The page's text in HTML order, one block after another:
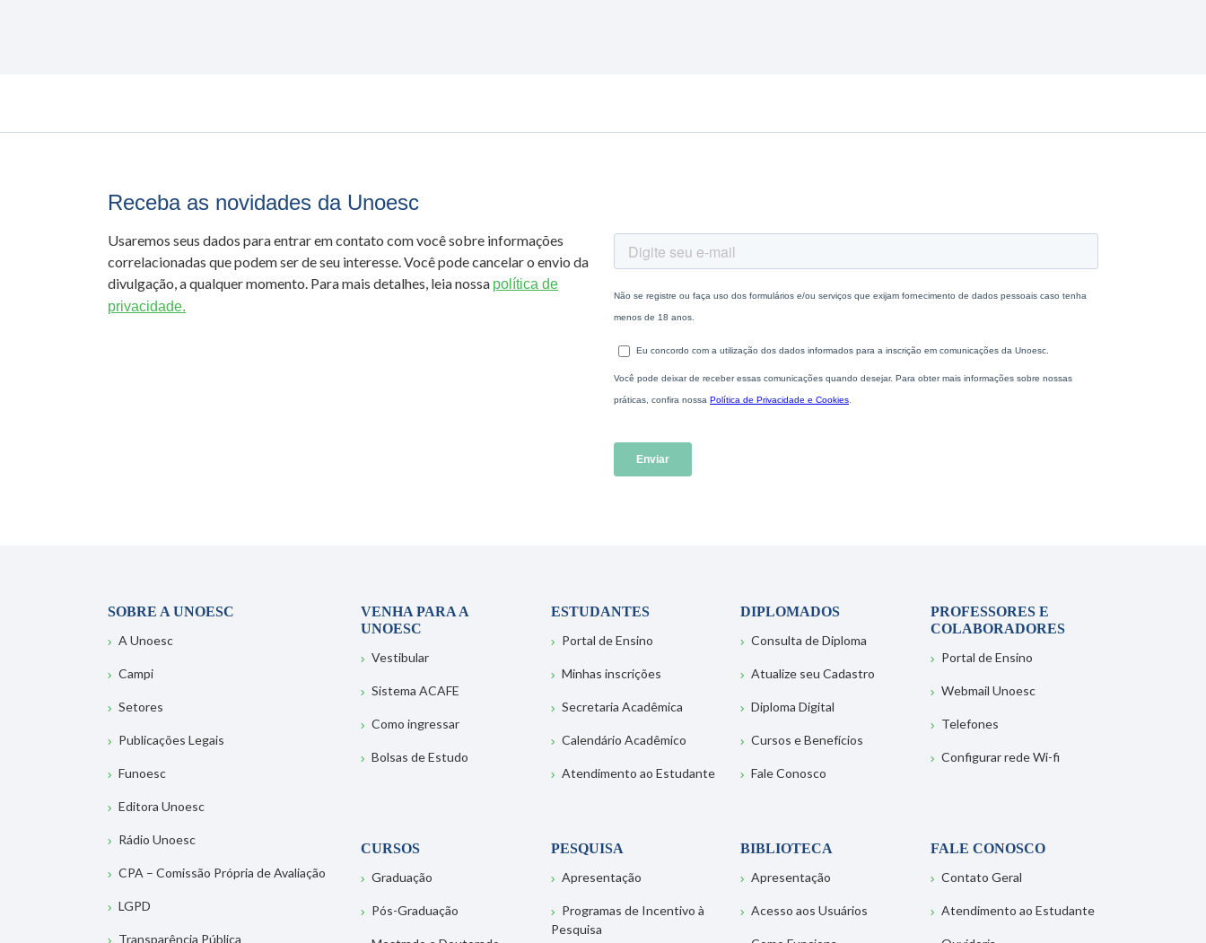
Receba as novidades da Unoesc
Usaremos seus dados para entrar em contato com você sobre informações
correlacionadas que podem ser de seu interesse. Você pode cancelar o envio da
divulgação, a qualquer momento. Para mais detalhes, leia nossa política de
privacidade.
SOBRE A UNOESC
A Unoesc
Campi
Setores
Publicações Legais
Funoesc
Editora Unoesc
Rádio Unoesc
CPA – Comissão Própria de Avaliação
LGPD
Transparência Pública
VENHA PARA A
UNOESC
Vestibular
Sistema ACAFE
Como ingressar
Bolsas de Estudo
ESTUDANTES
Portal de Ensino
Minhas inscrições
Secretaria Acadêmica
Calendário Acadêmico
Atendimento ao Estudante
DIPLOMADOS
Consulta de Diploma
Atualize seu Cadastro
Diploma Digital
Cursos e Benefícios
Fale Conosco
PROFESSORES E
COLABORADORES
Portal de Ensino
Webmail Unoesc
Telefones
Configurar rede Wi-fi
CURSOS
Graduação
Pós-Graduação
PESQUISA
Apresentação
Programas de Incentivo à
Pesquisa
BIBLIOTECA
Apresentação
Acesso aos Usuários
FALE CONOSCO
Contato Geral
Atendimento ao Estudante